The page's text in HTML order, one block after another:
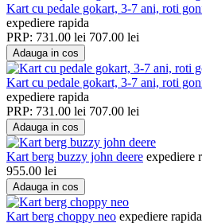
Kart cu pedale gokart, 3-7 ani, roti
expediere rapida
PRP: 731.00 lei 707.00 lei
Adauga in cos
Kart cu pedale gokart, 3-7 ani, roti
expediere rapida
PRP: 731.00 lei 707.00 lei
Adauga in cos
Kart berg buzzy john deere expediere
955.00 lei
Adauga in cos
Kart berg choppy neo expediere rapida